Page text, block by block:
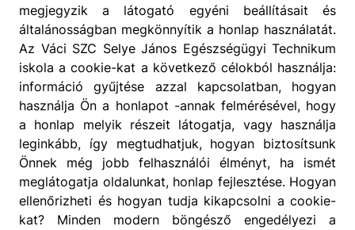
megjegyzik a látogató egyéni beállításait és
általánosságban megkönnyítik a honlap használatát.
Az Váci SZC Selye János Egészségügyi Technikum
iskola a cookie-kat a következő célokból használja:
információ gyűjtése azzal kapcsolatban, hogyan
használja Ön a honlapot -annak felmérésével, hogy
a honlap melyik részeit látogatja, vagy használja
leginkább, így megtudhatjuk, hogyan biztosítsunk
Önnek még jobb felhasználói élményt, ha ismét
meglátogatja oldalunkat, honlap fejlesztése. Hogyan
ellenőrizheti és hogyan tudja kikapcsolni a cookie-
kat? Minden modern böngésző engedélyezi a